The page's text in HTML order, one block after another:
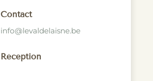
Contact
info@levaldelaisne.be
Réception